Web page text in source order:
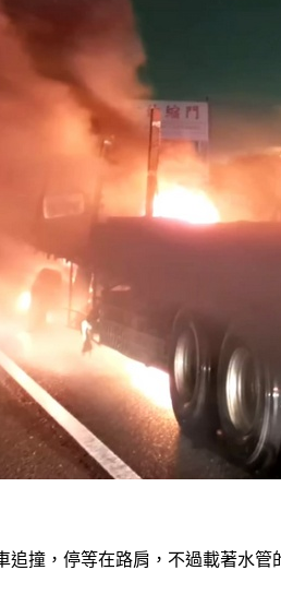
撞，停等在路肩，不過載著水